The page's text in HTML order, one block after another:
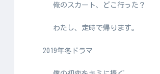
俺のスカート、どこ行った？
わたし、定時で帰ります。
2019年冬ドラマ